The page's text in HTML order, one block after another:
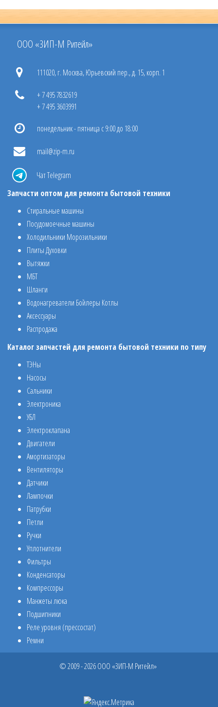
ООО «ЗИП-М Ритейл»
111020, г. Москва, Юрьевский пер., д. 15, корп. 1
+ 7 495 7832619
+ 7 495 3603991
понедельник - пятница с 9:00 до 18:00
mail@zip-m.ru
Чат Telegram
Запчасти оптом для ремонта бытовой техники
Стиральные машины
Посудомоечные машины
Холодильники Морозильники
Плиты Духовки
Вытяжки
МБТ
Шланги
Водонагреватели Бойлеры Котлы
Аксессуары
Распродажа
Каталог запчастей для ремонта бытовой техники по типу
ТЭНы
Насосы
Сальники
Электроника
УБЛ
Электроклапана
Двигатели
Амортизаторы
Вентиляторы
Датчики
Лампочки
Патрубки
Петли
Ручки
Уплотнители
Фильтры
Конденсаторы
Компрессоры
Манжеты люка
Подшипники
Реле уровня (прессостат)
Ремни
© 2009 - 2026 ООО «ЗИП-М Ритейл»